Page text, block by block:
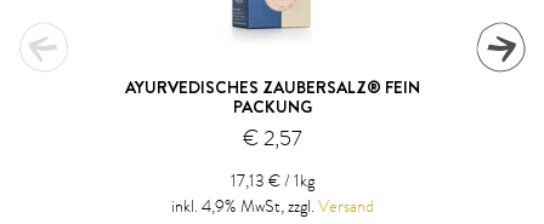
AYURVEDISCHES ZAUBERSALZ® FEIN
PACKUNG
€ 2,57
17,13 € / 1kg
inkl. 4,9% MwSt, zzgl. Versand